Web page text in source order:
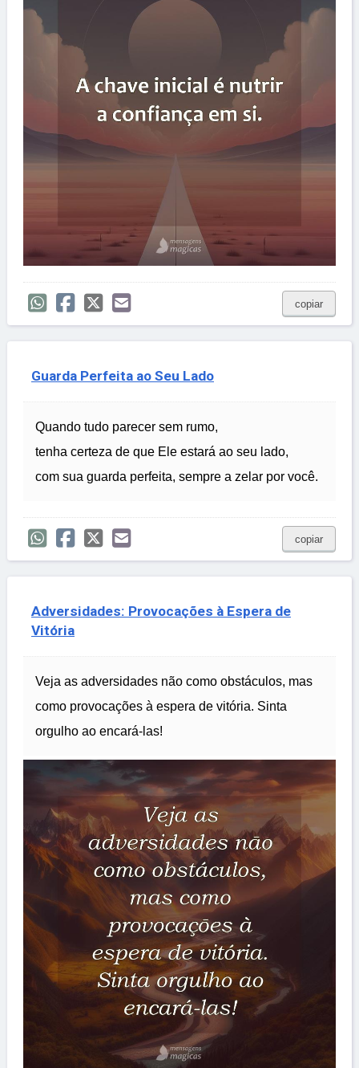
copiar
Guarda Perfeita ao Seu Lado
Quando tudo parecer sem rumo,
tenha certeza de que Ele estará ao seu lado,
com sua guarda perfeita, sempre a zelar por você.
copiar
Adversidades: Provocações à Espera de
Vitória
Veja as adversidades não como obstáculos, mas
como provocações à espera de vitória. Sinta
orgulho ao encará-las!